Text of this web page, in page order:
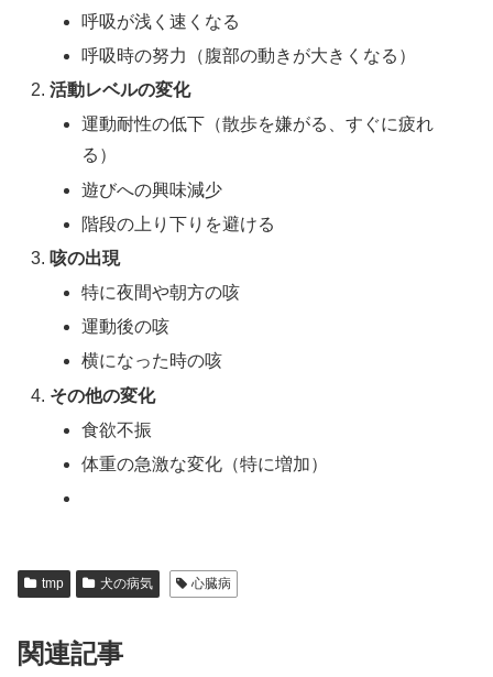
呼吸が浅く速くなる
呼吸時の努力（腹部の動きが大きくなる）
活動レベルの変化
運動耐性の低下（散歩を嫌がる、すぐに疲れ
る）
遊びへの興味減少
階段の上り下りを避ける
咳の出現
特に夜間や朝方の咳
運動後の咳
横になった時の咳
その他の変化
食欲不振
体重の急激な変化（特に増加）
tmp 犬の病気 心臓病
関連記事